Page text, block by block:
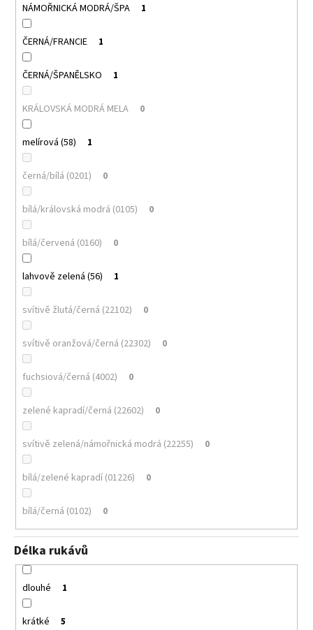
NÁMOŘNICKÁ MODRÁ/ŠPA 1
ČERNÁ/FRANCIE 1
ČERNÁ/ŠPANĚLSKO 1
KRÁLOVSKÁ MODRÁ MELA 0
melírová (58) 1
černá/bílá (0201) 0
bílá/královská modrá (0105) 0
bílá/červená (0160) 0
lahvově zelená (56) 1
svítivě žlutá/černá (22102) 0
svítivě oranžová/černá (22302) 0
fuchsiová/černá (4002) 0
zelené kapradí/černá (22602) 0
svítivě zelená/námořnická modrá (22255) 0
bílá/zelené kapradí (01226) 0
bílá/černá (0102) 0
Délka rukávů
dlouhé 1
krátké 5